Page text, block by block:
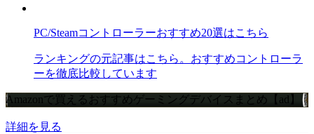
PC/Steamコントローラーおすすめ20選はこちら
ランキングの元記事はこちら。おすすめコントローラ
ーを徹底比較しています
Amazonで買えるおすすめゲーミングデバイスまとめ【ad】
詳細を見る